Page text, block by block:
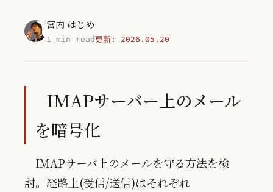
宮内 はじめ
1 min read更新: 2026.05.20
IMAPサーバー上のメール
を暗号化
IMAPサーバ上のメールを守る方法を検
討。経路上(受信/送信)はそれぞれ